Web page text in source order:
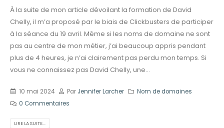
À la suite de mon article dévoilant la formation de David
Chelly, il m’a proposé par le biais de Clickbusters de participer
à la séance du 19 avril. Même si les noms de domaine ne sont
pas au centre de mon métier, j’ai beaucoup appris pendant
plus de 4 heures, je n’ai clairement pas perdu mon temps. Si
vous ne connaissez pas David Chelly, une...
10 mai 2024 Par Jennifer Larcher
Nom de domaines
0 Commentaires
LIRE LA SUITE...